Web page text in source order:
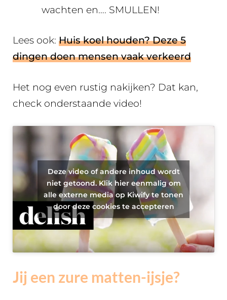
wachten en…. SMULLEN!
Lees ook: Huis koel houden? Deze 5
dingen doen mensen vaak verkeerd
Het nog even rustig nakijken? Dat kan,
check onderstaande video!
Deze video of andere inhoud wordt
niet getoond. Klik hier eenmalig om
alle externe media op Kiwify te tonen
door deze cookies te accepteren
Jij een zure matten-ijsje?